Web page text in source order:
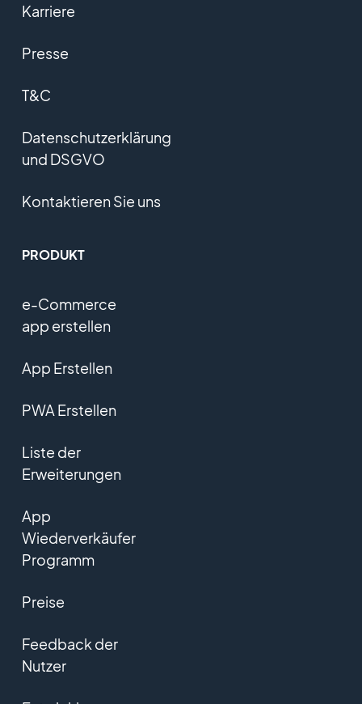
Karriere
Presse
T&C
Datenschutzerklärung
und DSGVO
Kontaktieren Sie uns
PRODUKT
e-Commerce
app erstellen
App Erstellen
PWA Erstellen
Liste der
Erweiterungen
App
Wiederverkäufer
Programm
Preise
Feedback der
Nutzer